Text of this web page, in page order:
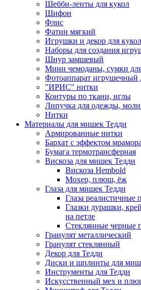
Шебби-ленты для кукол
Шифон
Флис
Фатин мягкий
Игрушки и декор для кукол
Наборы для создания
Шнур замшевый
Мини чемоданы, сумки
Фотоаппарат игрушечный
"ИРИС" нитки
Контуры по ткани, иглы
Липучка для одежды,
Нитки
Материалы для мишек Тедди
Армированные нитки
Бархат с эффектом мрамора
Бумага термотрансферная
Вискоза для мишек Тедди
Вискоза Hembold
Мохер, плюш, ёж
Глаза для мишек Тедди
Глаза реалистичные
Глазки дурашки,
на петле
Стеклянные черные
Гранулят металлический
Гранулят стеклянный
Декор для Тедди
Диски и шплинты для
Инструменты для Тедди
Искусственный мех и